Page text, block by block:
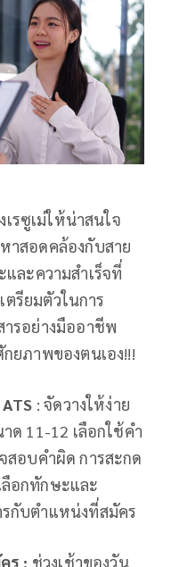
รซูเม่ให้น่าสนใจ
าสอดคล้องกับสาย
ละความสำเร็จที่
ตรียมตัวในการ
รอย่างมืออาชีพ
ยภาพของตนเอง!!!
: จัดวางให้ง่าย
ด 11-12 เลือกใช้คำ
สอบคำผิด การสะกด
อกทักษะและ
กับตำแหน่งที่สมัคร
ร : ช่วงเช้าของวัน